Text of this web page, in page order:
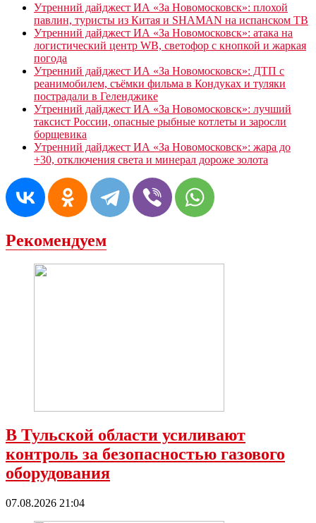
Утренний дайджест ИА «За Новомосковск»: плохой
павлин, туристы из Китая и SHAMAN на испанском ТВ
Утренний дайджест ИА «За Новомосковск»: атака на
логистический центр WB, светофор с кнопкой и жаркая
погода
Утренний дайджест ИА «За Новомосковск»: ДТП с
реанимобилем, съёмки фильма в Кондуках и туляки
пострадали в Геленджике
Утренний дайджест ИА «За Новомосковск»: лучший
таксист России, опасные рыбные котлеты и заросли
борщевика
Утренний дайджест ИА «За Новомосковск»: жара до
+30, отключения света и минерал дороже золота
Рекомендуем
В Тульской области усиливают
контроль за безопасностью газового
оборудования
07.08.2026 21:04